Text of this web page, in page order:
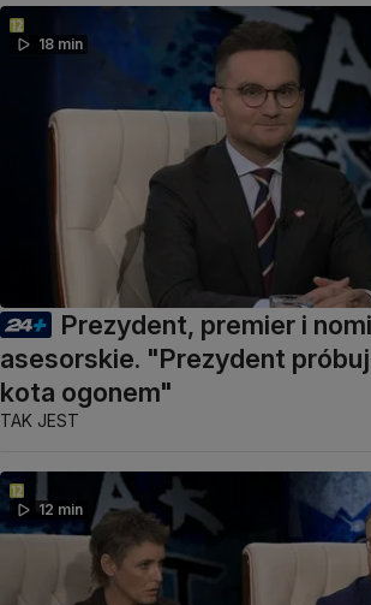
18 min
Prezydent, premier i
asesorskie. "Prezydent
kota ogonem"
TAK JEST
12 min